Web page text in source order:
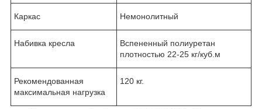
Каркас Немонолитный
Набивка кресла
Вспененный полиуретан
плотностью 22-25 кг/куб.м
Рекомендованная
максимальная нагрузка
120 кг.